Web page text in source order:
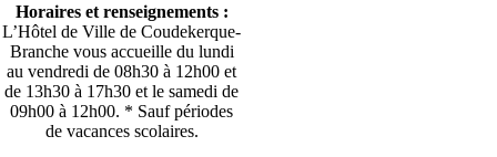
Horaires et renseignements :
L’Hôtel de Ville de Coudekerque-
Branche vous accueille du lundi
au vendredi de 08h30 à 12h00 et
de 13h30 à 17h30 et le samedi de
09h00 à 12h00. * Sauf périodes
de vacances scolaires.